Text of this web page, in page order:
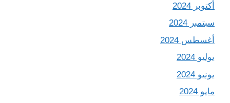
أكتوبر 2024
سبتمبر 2024
أغسطس 2024
يوليو 2024
يونيو 2024
مايو 2024